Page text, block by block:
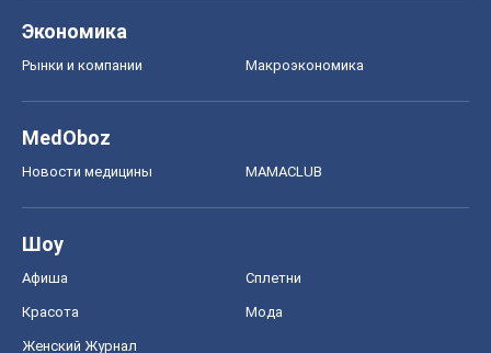
Экономика
Рынки и компании Mакроэкономика
MedOboz
Новости медицины MAMACLUB
Шоу
Афиша Сплетни
Красота Мода
Женский Журнал